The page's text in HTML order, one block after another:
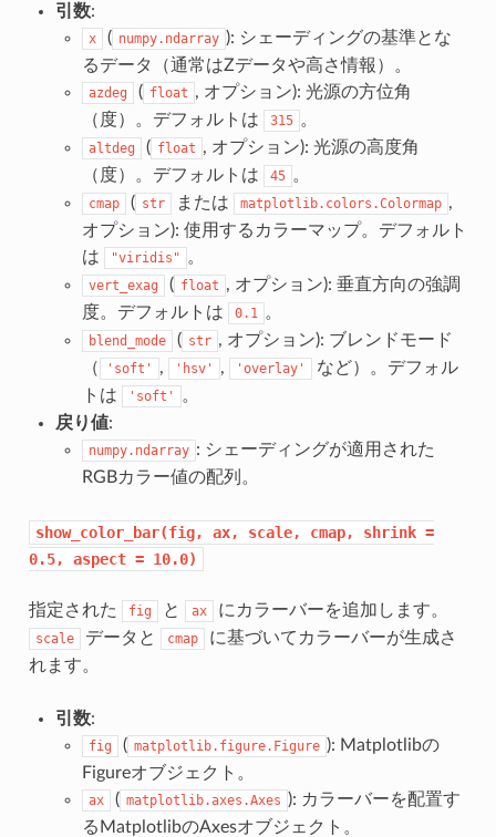
引数:
x ( numpy.ndarray ): シェーディングの基準とな
るデータ（通常はZデータや高さ情報）。
azdeg ( float , オプション): 光源の方位角
（度）。デフォルトは
315 。
altdeg ( float , オプション): 光源の高度角
（度）。デフォルトは
45 。
cmap ( str または matplotlib.colors.Colormap ,
オプション): 使用するカラーマップ。デフォルト
は
"viridis" 。
vert_exag ( float , オプション): 垂直方向の強調
度。デフォルトは
0.1 。
blend_mode ( str , オプション): ブレンドモード
（
'soft' , 'hsv' , 'overlay'
など）。デフォル
トは
'soft'
。
戻り値:
numpy.ndarray : シェーディングが適用された
RGBカラー値の配列。
show_color_bar(fig, ax, scale, cmap, shrink =
0.5,
aspect = 10.0)
指定された fig と ax にカラーバーを追加します。
scale データと cmap
に基づいてカラーバーが生成さ
れます。
引数:
fig ( matplotlib.figure.Figure ): Matplotlibの
Figureオブジェクト。
ax ( matplotlib.axes.Axes ): カラーバーを配置す
るMatplotlibのAxesオブジェクト。